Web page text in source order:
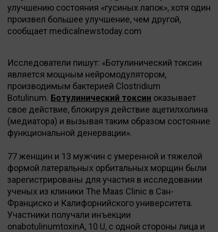
улучшению состояния «гусиных лапок», хотя один
произвел большее улучшение, чем другой,
сообщает medicalnewstoday.com
Исследователи пишут: «Ботулинический токсин
является мощным нейромодулятором,
производимым бактерией Clostridium
Botulinum. Ботулинический токсин оказывает
свое действие, блокируя действие ацетилхолина
(медиатора) и вызывая таким образом состояние
функциональной денервации».
77 женщин и 13 мужчин с умеренной и тяжелой
формой латеральных орбитальных морщин были
зарегистрированы для участия в исследовании
ученых из клиники The Maas Clinic в Сан-
Франциско и Калифорнийского университета.
Участники получали инъекции
onabotulinumtoxinA, 10 U, с одной стороны лица и